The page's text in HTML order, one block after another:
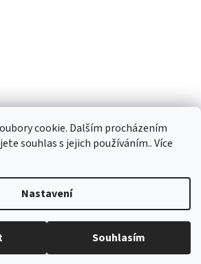
cookie. Dalším procházením
souhlas s jejich používáním.. Více
Nastavení
Souhlasím
. Všechna práva vyhrazena.
nastavení cookies